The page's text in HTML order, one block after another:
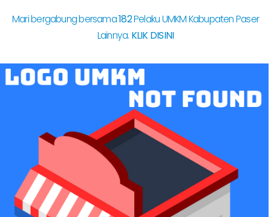
Mari bergabung bersama182Pelaku UMKM Kabupaten Paser
Lainnya. KLIK DISINI